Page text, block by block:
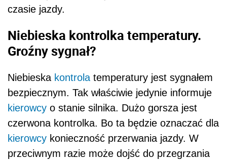
czasie jazdy.
Niebieska kontrolka temperatury.
Groźny sygnał?
Niebieska kontrola temperatury jest sygnałem
bezpiecznym. Tak właściwie jedynie informuje
kierowcy o stanie silnika. Dużo gorsza jest
czerwona kontrolka. Bo ta będzie oznaczać dla
kierowcy konieczność przerwania jazdy. W
przeciwnym razie może dojść do przegrzania